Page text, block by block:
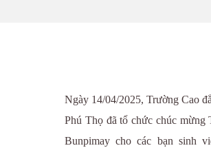
Ngày 14/04/2025, Trường Cao
Phú Thọ đã tổ chức chúc mừng
Bunpimay cho các bạn sinh